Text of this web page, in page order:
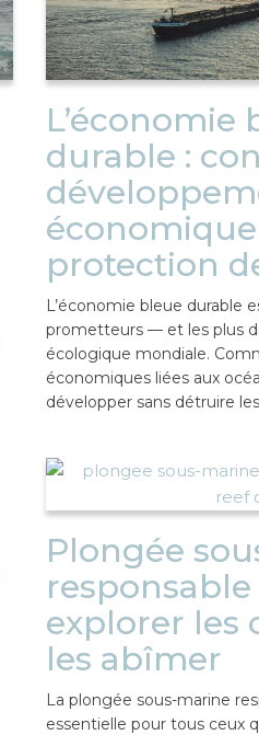
L’économie
durable :
protection
L’économie bleue durable
prometteurs — et les plus
écologique mondiale.
économiques liées aux
développer sans détruire
Plongée
explorer les
les abîmer
La plongée sous-marine
essentielle pour tous ceux